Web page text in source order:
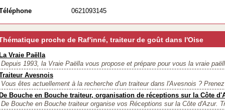
0621093145
proche de Raf'inné, traiteur de goût dans l'Oise
Vraie Paëlla
Depuis 1993, la Vraie Paëlla vous propose et prépare pour vous la vraie
Avesnois
Vous êtes actuellement à la recherche d'un traiteur dans l'Avesnois ?
Bouche en Bouche traiteur, organisation de réceptions sur la Côte
De Bouche en Bouche traiteur organise vos Réceptions sur la Côte d'Azur.